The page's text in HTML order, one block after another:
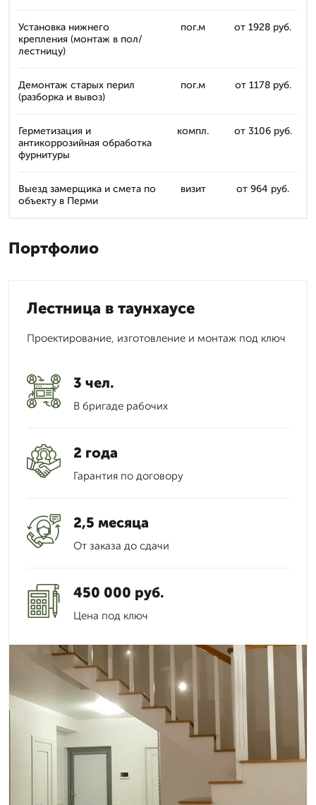
Установка нижнего
крепления (монтаж в пол/
лестницу)
пог.м от 1928 руб.
Демонтаж старых перил
(разборка и вывоз)
пог.м от 1178 руб.
Герметизация и
антикоррозийная обработка
фурнитуры
компл. от 3106 руб.
Выезд замерщика и смета по
объекту в Перми
визит от 964 руб.
Портфолио
Лестница в таунхаусе
Проектирование, изготовление и монтаж под ключ
3 чел.
В бригаде рабочих
2 года
Гарантия по договору
2,5 месяца
От заказа до сдачи
450 000 руб.
Цена под ключ